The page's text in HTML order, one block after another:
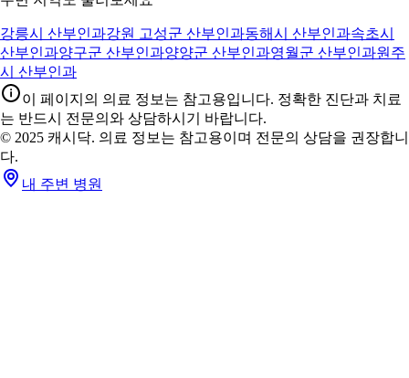
강릉시 산부인과강원 고성군 산부인과동해시 산부인과속초시
산부인과양구군 산부인과양양군 산부인과영월군 산부인과원주
시 산부인과
이 페이지의 의료 정보는 참고용입니다. 정확한 진단과 치료
는 반드시 전문의와 상담하시기 바랍니다.
© 2025 캐시닥. 의료 정보는 참고용이며 전문의 상담을 권장합니
다.
내 주변 병원